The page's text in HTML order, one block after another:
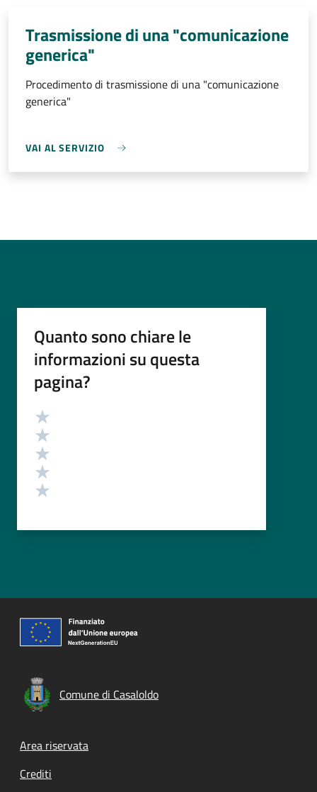
Trasmissione di una "comunicazione
generica"
Procedimento di trasmissione di una "comunicazione
generica"
VAI AL SERVIZIO
Quanto sono chiare le
informazioni su questa
pagina?
Valutazione
Comune di Casaloldo
Footer menu
Area riservata
Crediti